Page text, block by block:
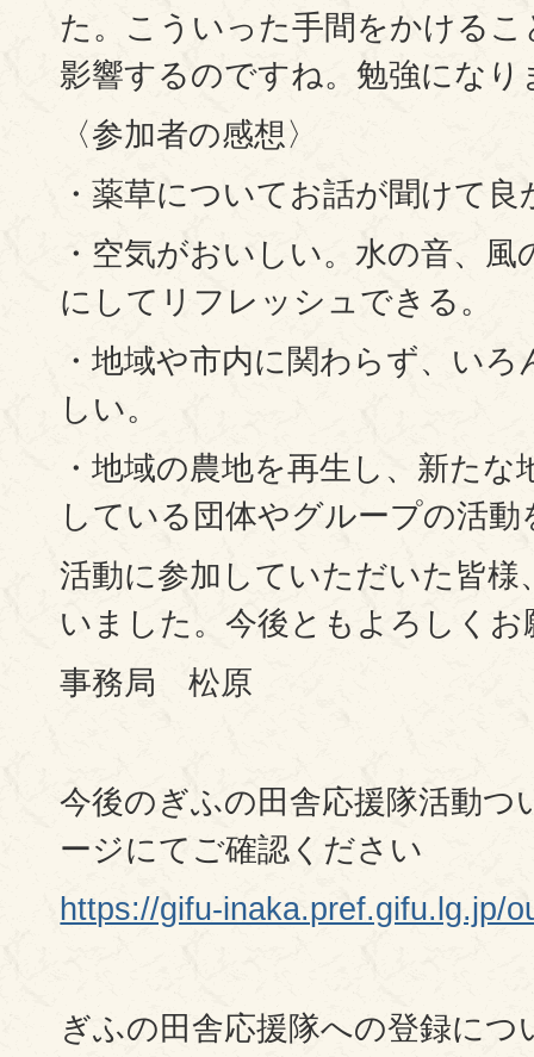
た。こういった手間をかける
影響するのですね。勉強になり
〈参加者の感想〉
・薬草についてお話が聞けて良
・空気がおいしい。水の音、
にしてリフレッシュできる。
・地域や市内に関わらず、い
しい。
・地域の農地を再生し、新たな
している団体やグループの活
活動に参加していただいた皆
いました。今後ともよろしく
事務局 松原
今後のぎふの田舎応援隊活動つ
ージにてご確認ください
https://gifu-inaka.pref.gifu.lg.jp/
ぎふの田舎応援隊への登録につ